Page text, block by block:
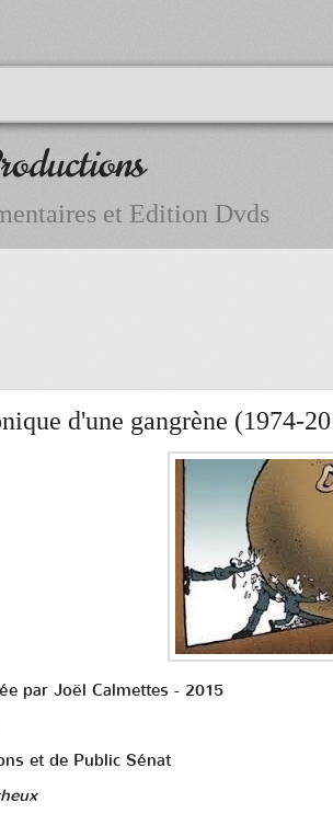
et Edition Dvds
d'une gangrène (1974-
par Joël Calmettes - 2015
et de Public Sénat